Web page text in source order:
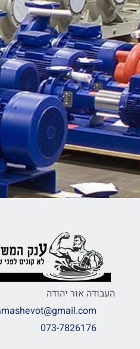
העבודה אור יהודה
073-7826176